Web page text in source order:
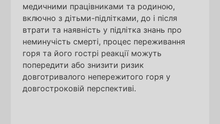
медичними працівниками та родиною,
включно з дітьми-підлітками, до і після
втрати та наявність у підлітка знань про
неминучість смерті, процес переживання
горя та його гострі реакції можуть
попередити або знизити ризик
довготривалого непережитого горя у
довгостроковій перспективі.